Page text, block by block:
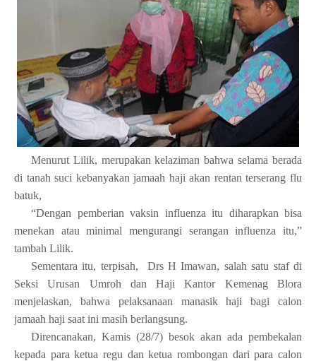
Menurut Lilik, merupakan kelaziman bahwa selama berada
di tanah suci kebanyakan jamaah haji akan rentan terserang flu
batuk,
“Dengan pemberian vaksin influenza itu diharapkan bisa
menekan atau minimal mengurangi serangan influenza itu,”
tambah Lilik.
Sementara itu, terpisah, Drs H Imawan, salah satu staf di
Seksi Urusan Umroh dan Haji Kantor Kemenag Blora
menjelaskan, bahwa pelaksanaan manasik haji bagi calon
jamaah haji saat ini masih berlangsung.
Direncanakan, Kamis (28/7) besok akan ada pembekalan
kepada para ketua regu dan ketua rombongan dari para calon